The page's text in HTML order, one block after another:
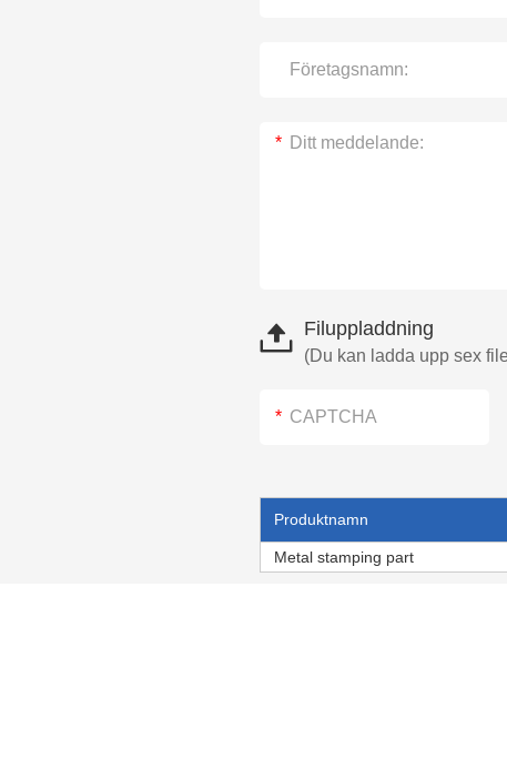
Filuppladdning
(Du kan ladda upp sex
Produktnamn
Metal stamping part